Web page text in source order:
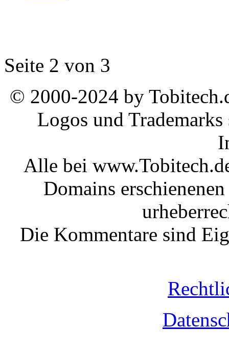
Seite 2 von 3
© 2000-2024 by
Logos und
Alle bei
Domains
Die Kommentare sind